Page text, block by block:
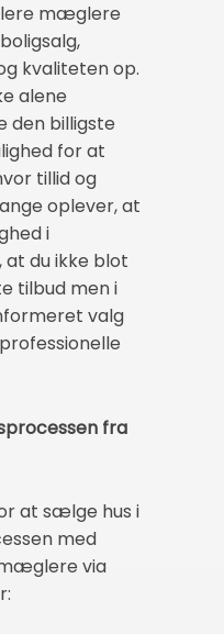
mæglere
kvaliteten op.
alene
den billigste
for at
tillid og
oplever, at
i
at du ikke blot
tilbud men i
valg
fra
at sælge hus i
med
via